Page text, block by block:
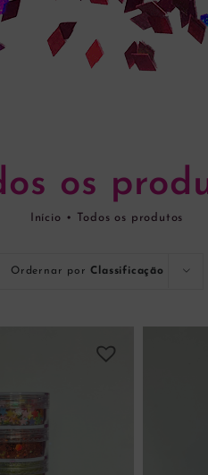
os
Início • Todos os produtos
Ordernar porClassificação